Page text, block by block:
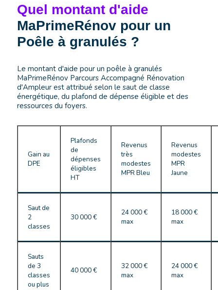
Quel montant d'aide
MaPrimeRénov pour un
Poêle à granulés ?
Le montant d'aide pour un poêle à granulés
MaPrimeRénov Parcours Accompagné Rénovation
d'Ampleur est attribué selon le saut de classe
énergétique, du plafond de dépense éligible et des
ressources du foyers.
Gain au
DPE
Plafonds
de
dépenses
éligibles
HT
Revenus
très
modestes
MPR Bleu
Revenus
modestes
MPR
Jaune
Saut de
2
classes
30 000 €
24 000 €
max
18 000 €
max
Sauts
de 3
classes
ou plus
40 000 €
32 000 €
max
24 000 €
max